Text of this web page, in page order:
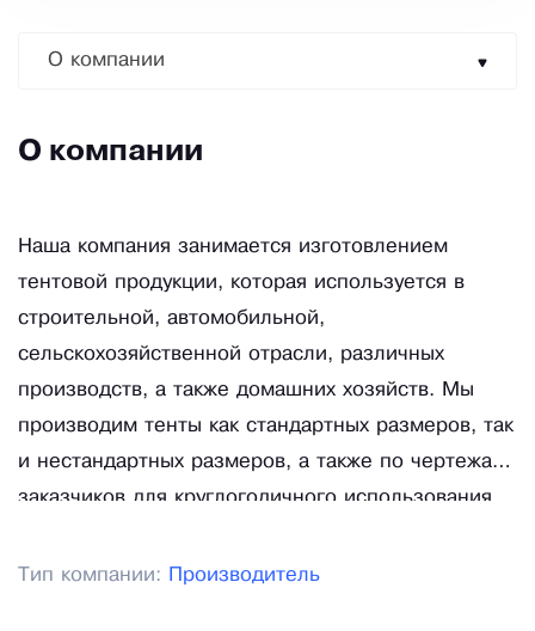
О компании
О компании
Наша компания занимается изготовлением
тентовой продукции, которая используется в
строительной, автомобильной,
сельскохозяйственной отрасли, различных
производств, а также домашних хозяйств. Мы
производим тенты как стандартных размеров, так
и нестандартных размеров, а также по чертежам
заказчиков для круглогодичного использования.
тенты. Изготавливаем пленки ПВД как
Тип компании: Производитель